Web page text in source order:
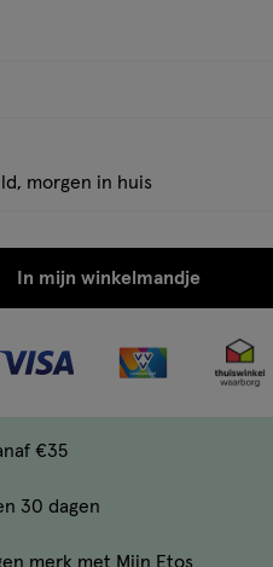
morgen in huis
In mijn winkelmandje
verhoog
met
€35
30 dagen
merk met Mijn Etos